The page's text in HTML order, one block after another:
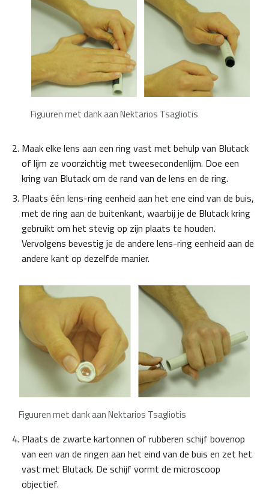
Figuuren met dank aan Nektarios Tsagliotis
Maak elke lens aan een ring vast met behulp van Blutack
of lijm ze voorzichtig met tweesecondenlijm. Doe een
kring van Blutack om de rand van de lens en de ring.
Plaats één lens-ring eenheid aan het ene eind van de buis,
met de ring aan de buitenkant, waarbij je de Blutack kring
gebruikt om het stevig op zijn plaats te houden.
Vervolgens bevestig je de andere lens-ring eenheid aan de
andere kant op dezelfde manier.
Figuuren met dank aan Nektarios Tsagliotis
Plaats de zwarte kartonnen of rubberen schijf bovenop
van een van de ringen aan het eind van de buis en zet het
vast met Blutack. De schijf vormt de microscoop
objectief.